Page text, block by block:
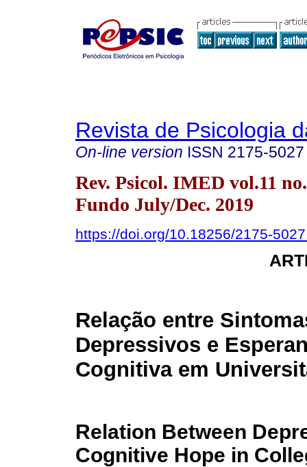
Revista de Psicologia
On-line version ISSN 2175-5027
Rev. Psicol. IMED vol.11
Fundo July/Dec. 2019
https://doi.org/10.18256/2175-
Relação entre
Depressivos e
Cognitiva em
Relation Between
Cognitive Hope in